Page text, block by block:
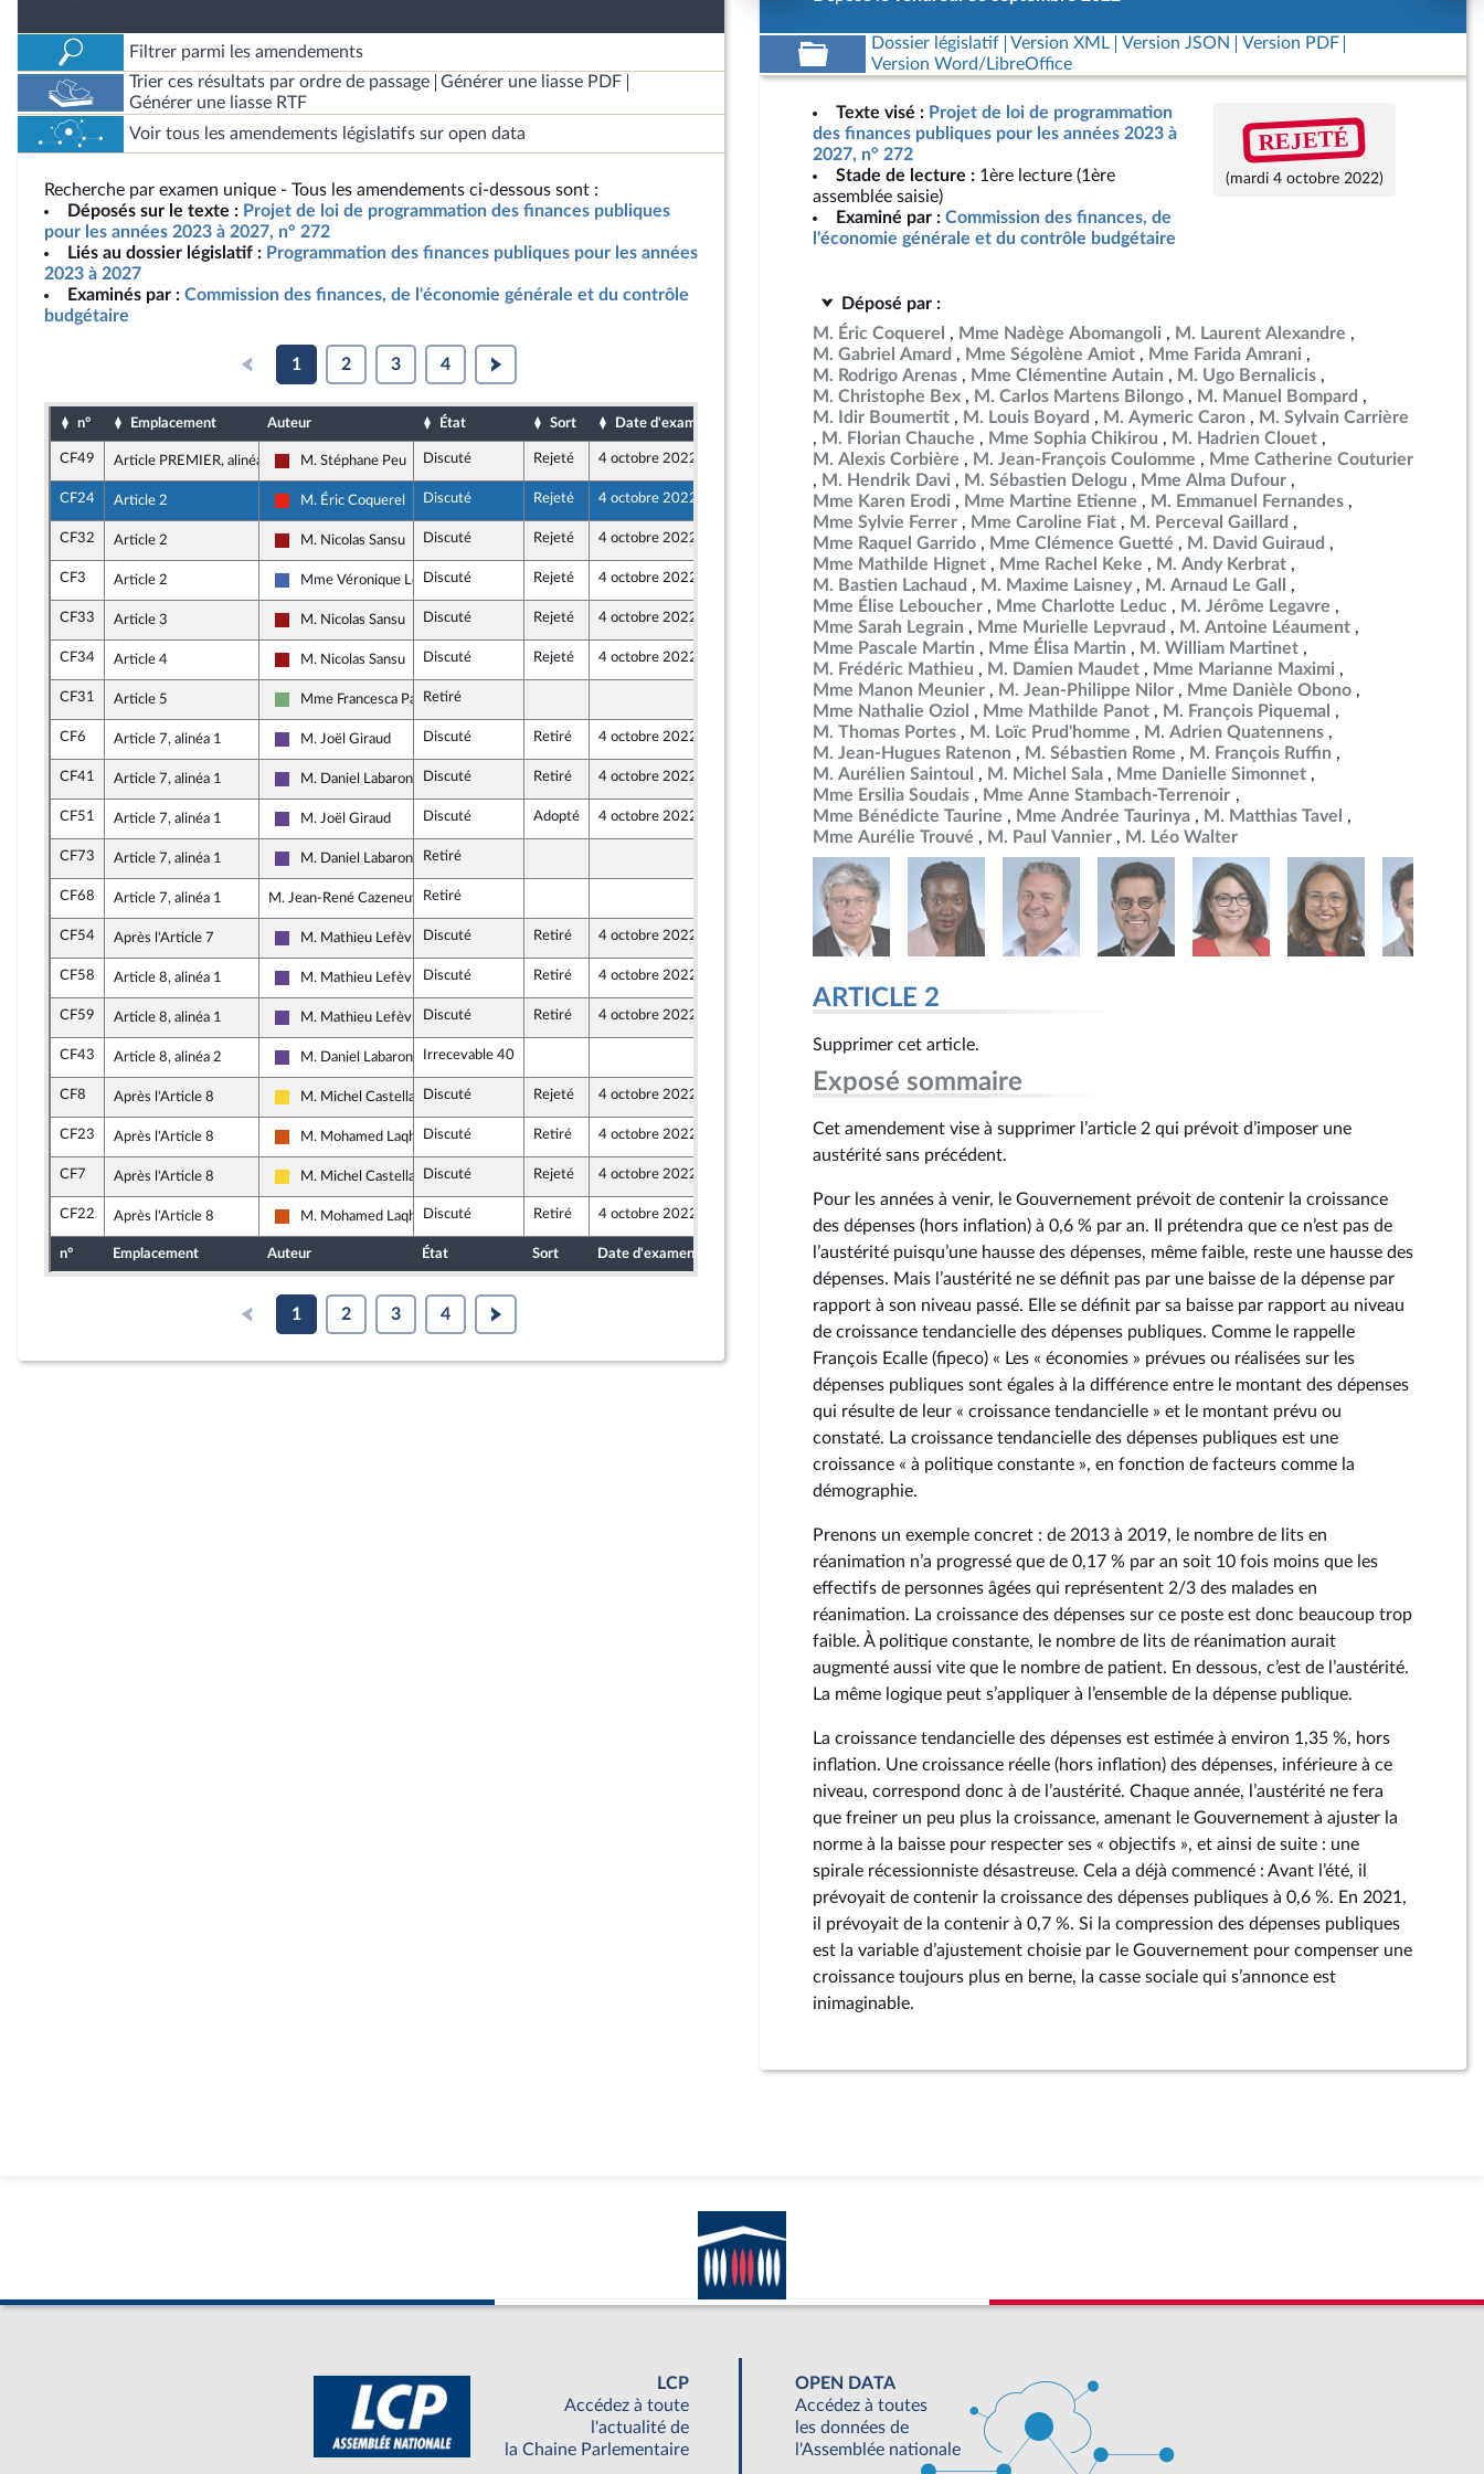
Filtrer parmi les amendements
Trier ces résultats par ordre de passage
Générer une liasse PDF
Générer une liasse RTF
Voir tous les amendements législatifs sur open data
Recherche par examen unique - Tous les amendements ci-dessous sont :
Déposés sur le texte : Projet de loi de programmation des finances publiques
pour les années 2023 à 2027, n° 272
Liés au dossier législatif : Programmation des finances publiques pour les années
2023 à 2027
Examinés par : Commission des finances, de l'économie générale et du contrôle
budgétaire
1 2 3 4
n° Emplacement Auteur État Sort Date d'examen Date de dépôt
CF49 Article PREMIER, alinéa 156
Gauche démocrate et républicaine - NUPES
M. Stéphane Peu Discuté Rejeté 4 octobre 2022 30 septembre 2022
CF24 Article 2
La France insoumise - Nouvelle Union Populaire écologique et sociale
M. Éric Coquerel Discuté Rejeté 4 octobre 2022 30 septembre 2022
CF32 Article 2
Gauche démocrate et républicaine - NUPES
M. Nicolas Sansu Discuté Rejeté 4 octobre 2022 30 septembre 2022
CF3 Article 2
Les Républicains
Mme Véronique Louwagie
Discuté Rejeté 4 octobre 2022 29 septembre 2022
CF33 Article 3
Gauche démocrate et républicaine - NUPES
M. Nicolas Sansu Discuté Rejeté 4 octobre 2022 30 septembre 2022
CF34 Article 4
Gauche démocrate et républicaine - NUPES
M. Nicolas Sansu Discuté Rejeté 4 octobre 2022 30 septembre 2022
CF31 Article 5
Écologiste - NUPES
Mme Francesca Pasquini
Retiré 30 septembre 2022
CF6 Article 7, alinéa 1
Renaissance
M. Joël Giraud Discuté Retiré 4 octobre 2022 29 septembre 2022
CF41 Article 7, alinéa 1
Renaissance
M. Daniel LabaronneDiscuté Retiré 4 octobre 2022 30 septembre 2022
CF51 Article 7, alinéa 1
Renaissance
M. Joël Giraud Discuté Adopté 4 octobre 2022 30 septembre 2022
CF73 Article 7, alinéa 1
Renaissance
M. Daniel LabaronneRetiré 3 octobre 2022
CF68 Article 7, alinéa 1 M. Jean-René Cazeneuve, rapporteur
Retiré 2 octobre 2022
CF54 Après l'Article 7
Renaissance
M. Mathieu LefèvreDiscuté Retiré 4 octobre 2022 30 septembre 2022
CF58 Article 8, alinéa 1
Renaissance
M. Mathieu LefèvreDiscuté Retiré 4 octobre 2022
CF59 Article 8, alinéa 1
Renaissance
M. Mathieu LefèvreDiscuté Retiré 4 octobre 2022 30 septembre 2022
CF43 Article 8, alinéa 2
Renaissance
M. Daniel LabaronneIrrecevable 40 30 septembre 2022
CF8 Après l'Article 8
Libertés, Indépendants, Outre-mer et Territoires
M. Michel CastellaniDiscuté Rejeté 4 octobre 2022 29 septembre 2022
CF23 Après l'Article 8
Démocrate (MoDem et Indépendants)
M. Mohamed LaqhilaDiscuté Retiré 4 octobre 2022 30 septembre 2022
CF7 Après l'Article 8
Libertés, Indépendants, Outre-mer et Territoires
M. Michel CastellaniDiscuté Rejeté 4 octobre 2022
CF22 Après l'Article 8
Démocrate (MoDem et Indépendants)
M. Mohamed LaqhilaDiscuté Retiré 4 octobre 2022
n° Emplacement Auteur État Sort Date d'examen Date de dépôt
1 2 3 4
Dossier législatif Version XML Version JSON
Version PDF
Version Word/LibreOffice
Texte visé : Projet de loi de programmation
des finances publiques pour les années 2023 à
2027, n° 272
Stade de lecture : 1ère lecture (1ère
assemblée saisie)
Examiné par : Commission des finances, de
l'économie générale et du contrôle budgétaire
REJETÉ
(mardi 4 octobre 2022)
Déposé par :
M. Éric Coquerel
Mme Nadège Abomangoli
M. Laurent Alexandre
M. Gabriel Amard
Mme Ségolène Amiot
Mme Farida Amrani
M. Rodrigo Arenas
Mme Clémentine Autain
M. Ugo Bernalicis
M. Christophe Bex
M. Carlos Martens Bilongo
M. Manuel Bompard
M. Idir Boumertit
M. Louis Boyard M. Aymeric Caron
M. Sylvain Carrière
M. Florian Chauche
Mme Sophia Chikirou
M. Hadrien Clouet
M. Alexis Corbière
M. Jean-François Coulomme
Mme Catherine Couturier
M. Hendrik Davi
M. Sébastien Delogu
Mme Alma Dufour
Mme Karen Erodi
Mme Martine Etienne
M. Emmanuel Fernandes
Mme Sylvie Ferrer
Mme Caroline Fiat
M. Perceval Gaillard
Mme Raquel Garrido
Mme Clémence Guetté
M. David Guiraud
Mme Mathilde Hignet
Mme Rachel Keke
M. Andy Kerbrat
M. Bastien Lachaud
M. Maxime Laisney
M. Arnaud Le Gall
Mme Élise Leboucher
Mme Charlotte Leduc
M. Jérôme Legavre
Mme Sarah Legrain
Mme Murielle Lepvraud
M. Antoine Léaument
Mme Pascale Martin
Mme Élisa Martin
M. William Martinet
M. Frédéric Mathieu
M. Damien Maudet
Mme Marianne Maximi
Mme Manon Meunier
M. Jean-Philippe Nilor
Mme Danièle Obono
Mme Nathalie Oziol
Mme Mathilde Panot
M. François Piquemal
M. Thomas Portes
M. Loïc Prud'homme
M. Adrien Quatennens
M. Jean-Hugues Ratenon
M. Sébastien Rome
M. François Ruffin
M. Aurélien Saintoul
M. Michel Sala
Mme Danielle Simonnet
Mme Ersilia Soudais
Mme Anne Stambach-Terrenoir
Mme Bénédicte Taurine
Mme Andrée Taurinya
M. Matthias Tavel
Mme Aurélie Trouvé
M. Paul Vannier M. Léo Walter
ARTICLE 2
Supprimer cet article.
Exposé sommaire
Cet amendement vise à supprimer l’article 2 qui prévoit d’imposer une
austérité sans précédent.
Pour les années à venir, le Gouvernement prévoit de contenir la croissance
des dépenses (hors inflation) à 0,6 % par an. Il prétendra que ce n’est pas de
l’austérité puisqu’une hausse des dépenses, même faible, reste une hausse des
dépenses. Mais l’austérité ne se définit pas par une baisse de la dépense par
rapport à son niveau passé. Elle se définit par sa baisse par rapport au niveau
de croissance tendancielle des dépenses publiques. Comme le rappelle
François Ecalle (fipeco) « Les « économies » prévues ou réalisées sur les
dépenses publiques sont égales à la différence entre le montant des dépenses
qui résulte de leur « croissance tendancielle » et le montant prévu ou
constaté. La croissance tendancielle des dépenses publiques est une
croissance « à politique constante », en fonction de facteurs comme la
démographie.
Prenons un exemple concret : de 2013 à 2019, le nombre de lits en
réanimation n’a progressé que de 0,17 % par an soit 10 fois moins que les
effectifs de personnes âgées qui représentent 2/3 des malades en
réanimation. La croissance des dépenses sur ce poste est donc beaucoup trop
faible. À politique constante, le nombre de lits de réanimation aurait
augmenté aussi vite que le nombre de patient. En dessous, c’est de l’austérité.
La même logique peut s’appliquer à l’ensemble de la dépense publique.
La croissance tendancielle des dépenses est estimée à environ 1,35 %, hors
inflation. Une croissance réelle (hors inflation) des dépenses, inférieure à ce
niveau, correspond donc à de l’austérité. Chaque année, l’austérité ne fera
que freiner un peu plus la croissance, amenant le Gouvernement à ajuster la
norme à la baisse pour respecter ses « objectifs », et ainsi de suite : une
spirale récessionniste désastreuse. Cela a déjà commencé : Avant l’été, il
prévoyait de contenir la croissance des dépenses publiques à 0,6 %. En 2021,
il prévoyait de la contenir à 0,7 %. Si la compression des dépenses publiques
est la variable d’ajustement choisie par le Gouvernement pour compenser une
croissance toujours plus en berne, la casse sociale qui s’annonce est
inimaginable.
LCP
Accédez à toute
l'actualité de
la Chaine Parlementaire
OPEN DATA
Accédez à toutes
les données de
l'Assemblée nationale